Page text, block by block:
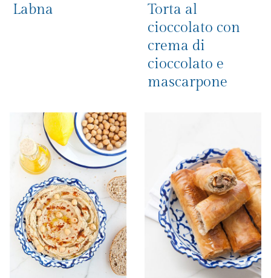
Labna
Torta al
cioccolato con
crema di
cioccolato e
mascarpone